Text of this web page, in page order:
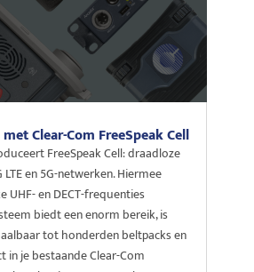
Clear-Com FreeSpeak Cell
FreeSpeak Cell: draadloze
en 5G-netwerken. Hiermee
UHF- en DECT-frequenties
biedt een enorm bereik, is
tot honderden beltpacks en
in je bestaande Clear-Com